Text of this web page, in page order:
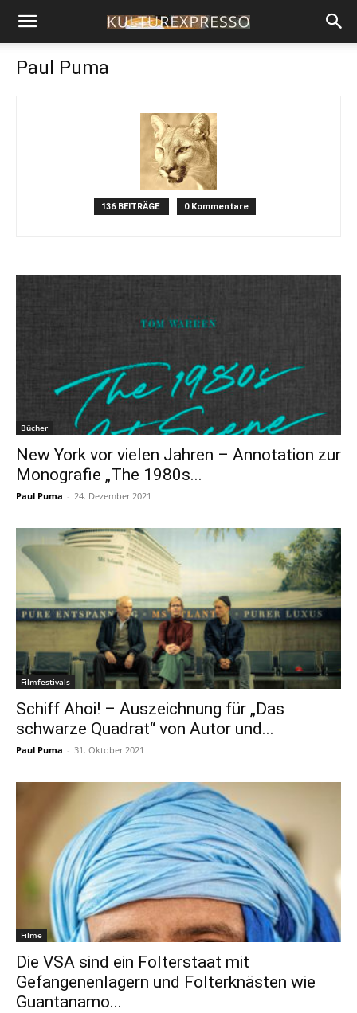
Paul Puma
136 BEITRÄGE 0 Kommentare
Bücher
New York vor vielen Jahren – Annotation zur
Monografie „The 1980s...
Paul Puma - 24. Dezember 2021
Filmfestivals
Schiff Ahoi! – Auszeichnung für „Das
schwarze Quadrat“ von Autor und...
Paul Puma - 31. Oktober 2021
Filme
Die VSA sind ein Folterstaat mit
Gefangenenlagern und Folterknästen wie
Guantanamo...